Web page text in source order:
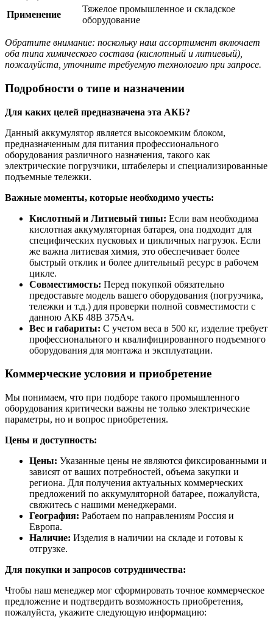
Применение
Тяжелое промышленное и складское
оборудование
Обратите внимание: поскольку наш ассортимент включает
оба типа химического состава (кислотный и литиевый),
пожалуйста, уточните требуемую технологию при запросе.
Подробности о типе и назначении
Для каких целей предназначена эта АКБ?
Данный аккумулятор является высокоемким блоком,
предназначенным для питания профессионального
оборудования различного назначения, такого как
электрические погрузчики, штабелеры и специализированные
подъемные тележки.
Важные моменты, которые необходимо учесть:
Кислотный и Литиевый типы: Если вам необходима
кислотная аккумуляторная батарея, она подходит для
специфических пусковых и цикличных нагрузок. Если
же важна литиевая химия, это обеспечивает более
быстрый отклик и более длительный ресурс в рабочем
цикле.
Совместимость: Перед покупкой обязательно
предоставьте модель вашего оборудования (погрузчика,
тележки и т.д.) для проверки полной совместимости с
данною АКБ 48В 375Ач.
Вес и габариты: С учетом веса в 500 кг, изделие требует
профессионального и квалифицированного подъемного
оборудования для монтажа и эксплуатации.
Коммерческие условия и приобретение
Мы понимаем, что при подборе такого промышленного
оборудования критически важны не только электрические
параметры, но и вопрос приобретения.
Цены и доступность:
Цены: Указанные цены не являются фиксированными и
зависят от ваших потребностей, объема закупки и
региона. Для получения актуальных коммерческих
предложений по аккумуляторной батарее, пожалуйста,
свяжитесь с нашими менеджерами.
География: Работаем по направлениям Россия и
Европа.
Наличие: Изделия в наличии на складе и готовы к
отгрузке.
Для покупки и запросов сотрудничества:
Чтобы наш менеджер мог сформировать точное коммерческое
предложение и подтвердить возможность приобретения,
пожалуйста, укажите следующую информацию: